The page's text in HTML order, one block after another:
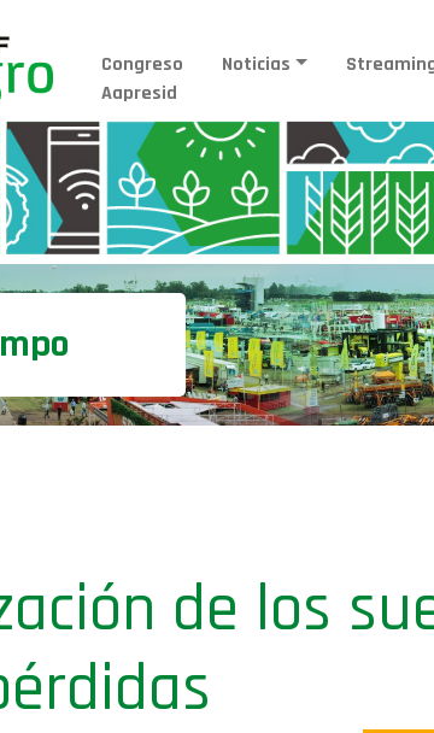
Congreso
Aapresid
Noticias
de los